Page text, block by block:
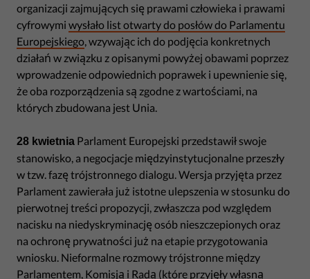
organizacji zajmujących się prawami człowieka i prawami
cyfrowymi wysłało list otwarty do posłów do Parlamentu
Europejskiego , wzywając ich do podjęcia konkretnych
działań w związku z opisanymi powyżej obawami poprzez
wprowadzenie odpowiednich poprawek i upewnienie się,
że oba rozporządzenia są zgodne z wartościami, na
których zbudowana jest Unia.
28 kwietnia Parlament Europejski przedstawił swoje
stanowisko, a negocjacje międzyinstytucjonalne przeszły
w tzw. fazę trójstronnego dialogu. Wersja przyjęta przez
Parlament zawierała już istotne ulepszenia w stosunku do
pierwotnej treści propozycji, zwłaszcza pod względem
nacisku na niedyskryminację osób nieszczepionych oraz
na ochronę prywatności już na etapie przygotowania
wniosku. Nieformalne rozmowy trójstronne między
Parlamentem, Komisją i Radą (które przyjęły własną